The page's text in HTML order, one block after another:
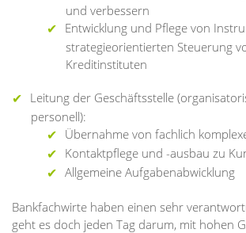
und verbessern
Entwicklung und Pflege von
strategieorientierten Steuerung
Kreditinstituten
Leitung der Geschäftsstelle
personell):
Übernahme von fachlich
Kontaktpflege und -ausbau zu
Allgemeine Aufgabenabwicklung
Bankfachwirte haben einen sehr
geht es doch jeden Tag darum, mit hohen